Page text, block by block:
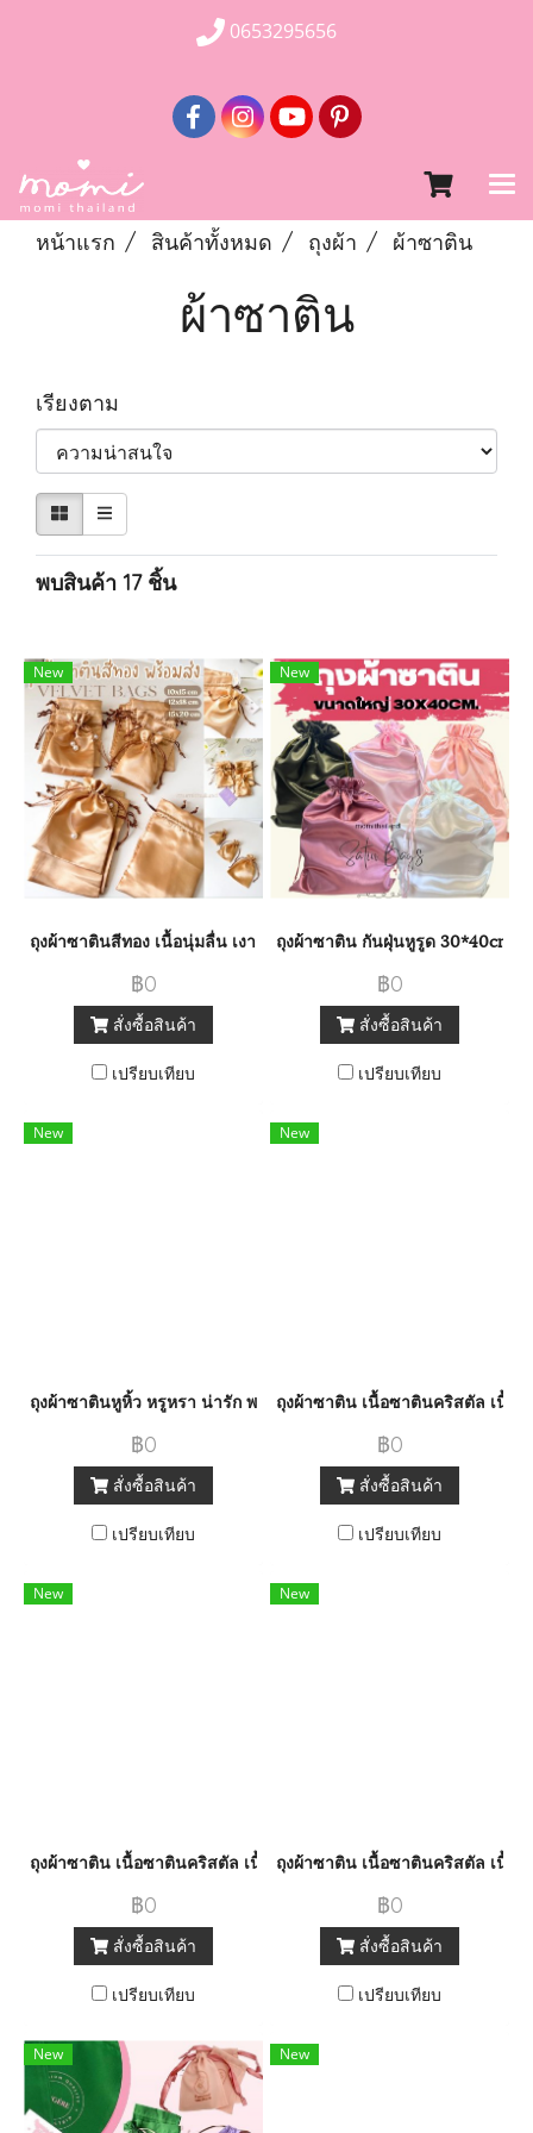
0653295656
หน้าแรก สินค้าทั้งหมด ถุงผ้า ผ้าซาติน
ผ้าซาติน
เรียงตาม
พบสินค้า 17 ชิ้น
New
ถุงผ้าซาตินสีทอง เนื้อนุ่มลื่น เงางาม หูรูดเชือก ใบเปล่า พร้อมส่ง
฿0
สั่งซื้อสินค้า
เปรียบเทียบ
New
ถุงผ้าซาติน กันฝุ่นหูรูด 30*40cm ใ
฿0
สั่งซื้อสินค้า
เปรียบเทียบ
New
ถุงผ้าซาตินหูหิ้ว หรูหรา น่ารัก พกพาง่าย
฿0
สั่งซื้อสินค้า
เปรียบเทียบ
New
ถุงผ้าซาติน เนื้อซาตินคริสตัล เนื้อ
฿0
สั่งซื้อสินค้า
เปรียบเทียบ
New
ถุงผ้าซาติน เนื้อซาตินคริสตัล เนื้อผ้าพรีเมี่ยมสวยงาม ใบเปล่ามีหลาย
฿0
สั่งซื้อสินค้า
เปรียบเทียบ
New
ถุงผ้าซาติน เนื้อซาตินคริสตัล เนื้อ
฿0
สั่งซื้อสินค้า
เปรียบเทียบ
New New